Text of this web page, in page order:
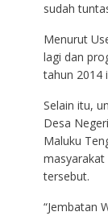
sudah
Menurut
lagi dan
tahun 2014
Selain itu,
Desa
Maluku
tersebut.
“Jembatan